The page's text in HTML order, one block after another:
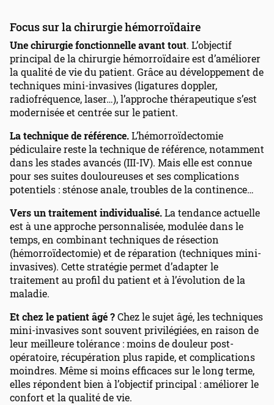
Focus sur la chirurgie hémorroïdaire
Une chirurgie fonctionnelle avant tout. L’objectif
principal de la chirurgie hémorroïdaire est d’améliorer
la qualité de vie du patient. Grâce au développement de
techniques mini-invasives (ligatures doppler,
radiofréquence, laser…), l’approche thérapeutique s’est
modernisée et centrée sur le patient.
La technique de référence.L’hémorroïdectomie
pédiculaire reste la technique de référence, notamment
dans les stades avancés (III-IV). Mais elle est connue
pour ses suites douloureuses et ses complications
potentiels : sténose anale, troubles de la continence…
Vers un traitement individualisé.La tendance actuelle
est à une approche personnalisée, modulée dans le
temps, en combinant techniques de résection
(hémorroïdectomie) et de réparation (techniques mini-
invasives). Cette stratégie permet d’adapter le
traitement au profil du patient et à l’évolution de la
maladie.
Et chez le patient âgé ?Chez le sujet âgé, les techniques
mini-invasives sont souvent privilégiées, en raison de
leur meilleure tolérance : moins de douleur post-
opératoire, récupération plus rapide, et complications
moindres. Même si moins efficaces sur le long terme,
elles répondent bien à l’objectif principal : améliorer le
confort et la qualité de vie.